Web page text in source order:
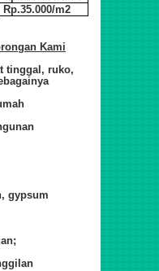
Rp.35.000/m2
Kami
tinggal, ruko,
gypsum